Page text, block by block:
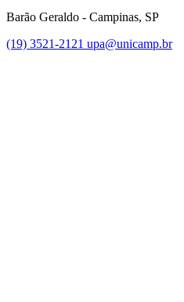
Barão Geraldo - Campinas, SP
(19) 3521-2121 upa@unicamp.br